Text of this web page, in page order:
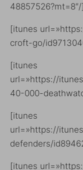
48857526?mt=8″/]
[itunes
croft-go/
[itunes
url=»https://
40-000-
[itunes
url=»https://
defenders/
[itunes